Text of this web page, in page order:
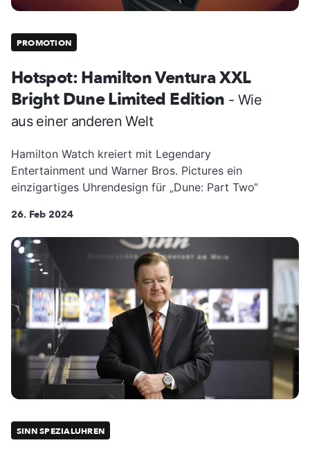
PROMOTION
Hotspot: Hamilton Ventura XXL
Bright Dune Limited Edition - Wie
aus einer anderen Welt
Hamilton Watch kreiert mit Legendary
Entertainment und Warner Bros. Pictures ein
einzigartiges Uhrendesign für „Dune: Part Two“
26. Feb 2024
SINN SPEZIALUHREN